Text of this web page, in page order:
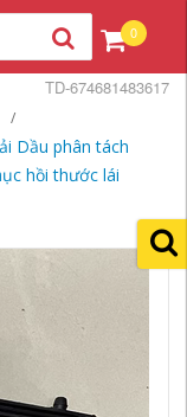
0
Dầu phân tách
hồi thước lái
TD-674681483617